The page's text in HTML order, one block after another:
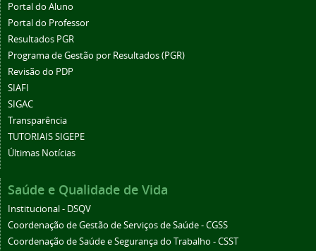
Portal do Aluno
Portal do Professor
Resultados PGR
Programa de Gestão por Resultados (PGR)
Revisão do PDP
SIAFI
SIGAC
Transparência
TUTORIAIS SIGEPE
Últimas Notícias
Saúde e Qualidade de Vida
Institucional - DSQV
Coordenação de Gestão de Serviços de Saúde - CGSS
Coordenação de Saúde e Segurança do Trabalho - CSST